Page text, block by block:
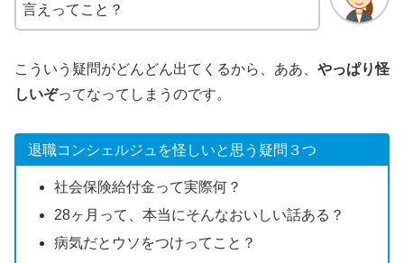
言えってこと？
こういう疑問がどんどん出てくるから、ああ、 やっぱり怪
しいぞってなってしまうのです。
退職コンシェルジュを怪しいと思う疑問３つ
社会保険給付金って実際何？
28ヶ月って、本当にそんなおいしい話ある？
病気だとウソをつけってこと？